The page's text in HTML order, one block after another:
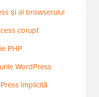
și al browserului
corupt
PHP
WordPress
implicită